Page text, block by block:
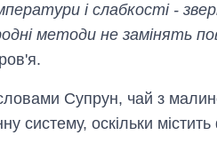
і слабкості -
методи не замінять
Супрун, чай з
систему, оскільки